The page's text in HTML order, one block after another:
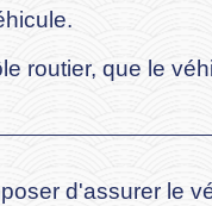
routier, que le
d'assurer le